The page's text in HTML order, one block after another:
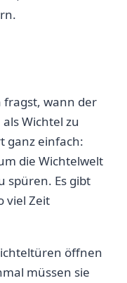
fragst, wann der
Wichtel zu
ganz einfach:
⁤die Wichtelwelt
spüren. Es gibt
viel ⁤Zeit
öffnen
müssen sie